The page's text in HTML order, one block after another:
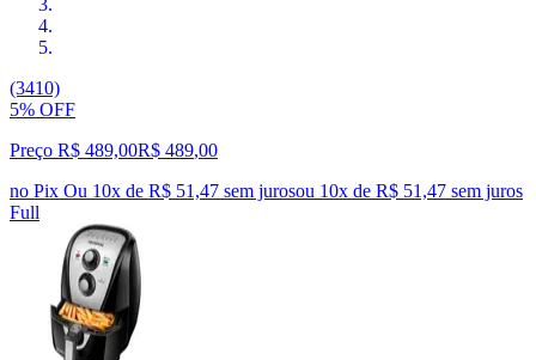
(3410)
5% OFF
Preço R$ 489,00R$ 489,00
no Pix Ou 10x de R$ 51,47 sem jurosou 10x de R$ 51,47 sem juros
Full